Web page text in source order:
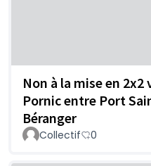
Non à la mise en
Pornic entre Port
Béranger
Collectif 0